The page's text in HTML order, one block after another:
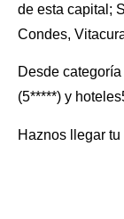
de esta capital;
Condes,
Desde
(5*****) y
Haznos llegar